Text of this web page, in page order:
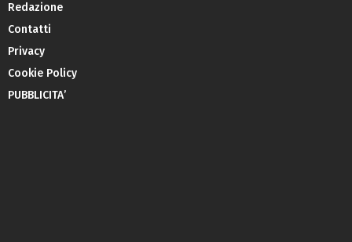
Redazione
Contatti
Privacy
Cookie Policy
PUBBLICITA’